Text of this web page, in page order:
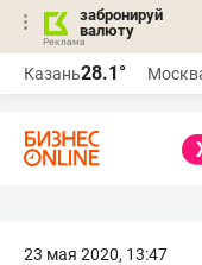
забронируй
валюту
Казань28.1°
23 мая 2020, 13:47